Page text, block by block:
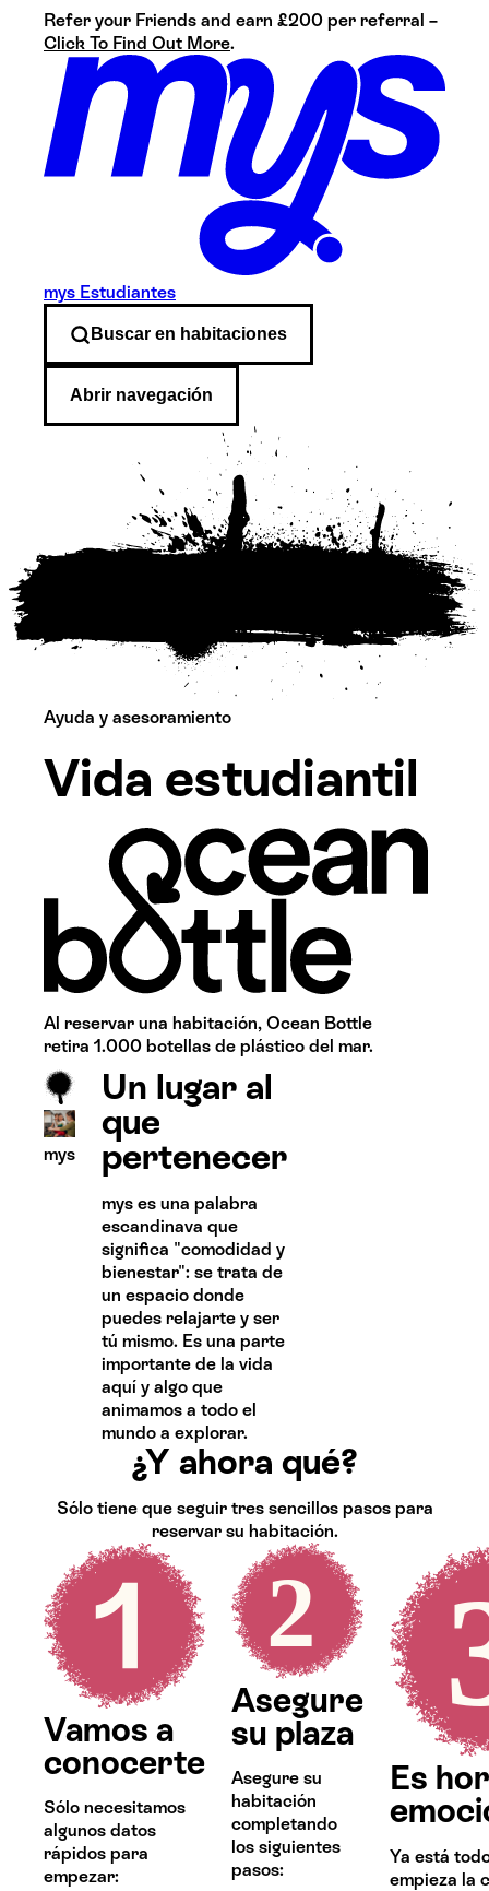
Refer your Friends and earn £200 per referral –
Click To Find Out More.
mys Estudiantes
Buscar en habitaciones
Abrir navegación
Ayuda y asesoramiento
Vida estudiantil
Al reservar una habitación, Ocean Bottle
retira 1.000 botellas de plástico del mar.
mys
Un lugar al
que
pertenecer
mys es una palabra
escandinava que
significa "comodidad y
bienestar": se trata de
un espacio donde
puedes relajarte y ser
tú mismo. Es una parte
importante de la vida
aquí y algo que
animamos a todo el
mundo a explorar.
¿Y ahora qué?
Sólo tiene que seguir tres sencillos pasos para
reservar su habitación.
Vamos a
conocerte
Sólo necesitamos
algunos datos
rápidos para
empezar:
Asegure
su plaza
Asegure su
habitación
completando
los siguientes
pasos:
Es
Ya está
empieza la